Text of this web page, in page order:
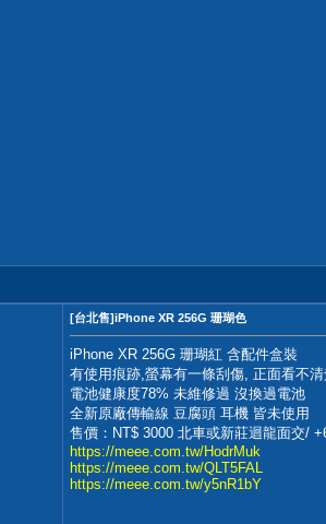
[台北售]iPhone XR 256G 珊瑚色
iPhone XR 256G 珊瑚紅 含配件盒裝
有使用痕跡,螢幕有一條刮傷, 正面看不
電池健康度78% 未維修過 沒換過電池
全新原廠傳輸線 豆腐頭 耳機 皆未使用
售價：NT$ 3000 北車或新莊迴龍面交/
https://meee.com.tw/HodrMuk
https://meee.com.tw/QLT5FAL
https://meee.com.tw/y5nR1bY